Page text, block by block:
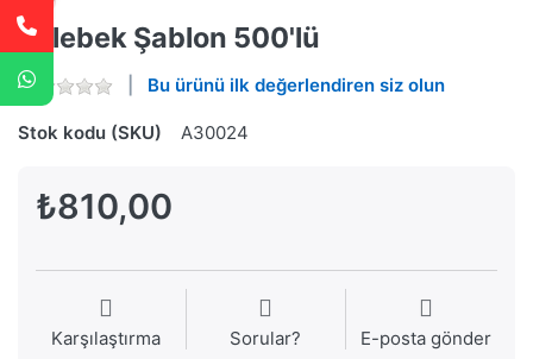
Kelebek Şablon 500'lü
Bu ürünü ilk değerlendiren siz olun
Stok kodu (SKU) A30024
₺810,00
Karşılaştırma Sorular? E-posta gönder